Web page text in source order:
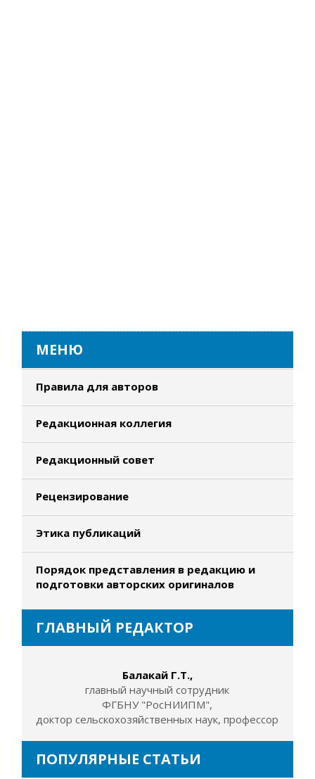
МЕНЮ
Правила для авторов
Редакционная коллегия
Редакционный совет
Рецензирование
Этика публикаций
Порядок представления в редакцию и
подготовки авторских оригиналов
ГЛАВНЫЙ РЕДАКТОР
Балакай Г.Т.,
главный научный сотрудник
ФГБНУ "РосНИИПМ",
доктор сельскохозяйственных наук, профессор
ПОПУЛЯРНЫЕ СТАТЬИ